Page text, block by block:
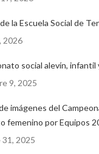
la Escuela Social de
2026
social alevín, infantil
9, 2025
imágenes del
femenino por Equipos
2025